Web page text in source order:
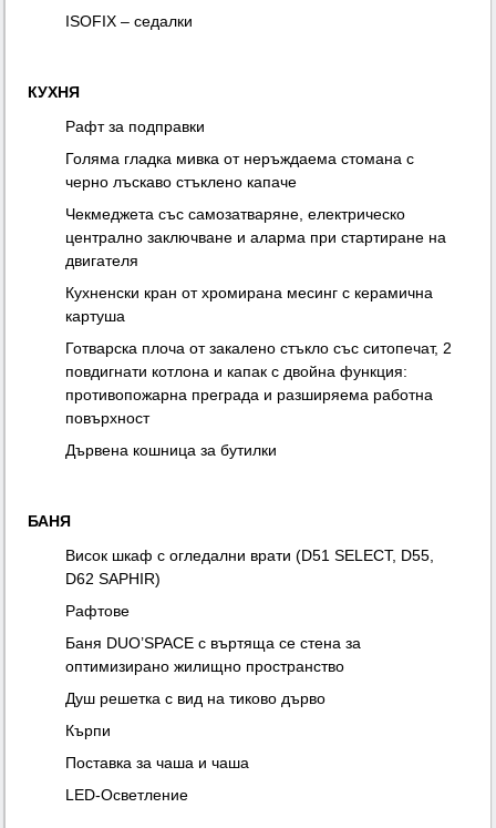
ISOFIX – седалки
КУХНЯ
Рафт за подправки
Голяма гладка мивка от неръждаема стомана с
черно лъскаво стъклено капаче
Чекмеджета със самозатваряне, електрическо
централно заключване и аларма при стартиране на
двигателя
Кухненски кран от хромирана месинг с керамична
картуша
Готварска плоча от закалено стъкло със ситопечат, 2
повдигнати котлона и капак с двойна функция:
противопожарна преграда и разширяема работна
повърхност
Дървена кошница за бутилки
БАНЯ
Висок шкаф с огледални врати (D51 SELECT, D55,
D62 SAPHIR)
Рафтове
Баня DUO’SPACE с въртяща се стена за
оптимизирано жилищно пространство
Душ решетка с вид на тиково дърво
Кърпи
Поставка за чаша и чаша
LED-Осветление